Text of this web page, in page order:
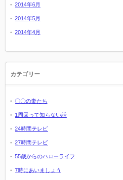
2014年6月
2014年5月
2014年4月
カテゴリー
〇〇の妻たち
1周回って知らない話
24時間テレビ
27時間テレビ
55歳からのハローライフ
7時にあいましょう